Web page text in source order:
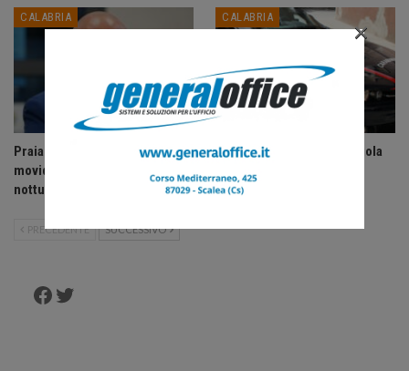
CALABRIA
Praia a Mare: ordinanza anti-
movida, vietate le uscite
notturne ai minori di 14 anni.
CALABRIA
Accoltella coetaneo alla gola
durante litigio, arrestato
sessantenne.
PRECEDENTE SUCCESSIVO
Facebook
Twitter
×